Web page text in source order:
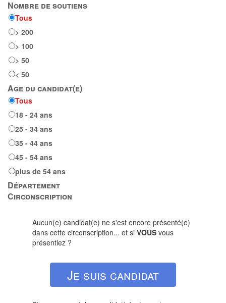
Nombre de soutiens
Tous
> 200
> 100
> 50
< 50
Age du candidat(e)
Tous
18 - 24 ans
25 - 34 ans
35 - 44 ans
45 - 54 ans
plus de 54 ans
Département
Circonscription
Aucun(e) candidat(e) ne s'est encore présenté(e)
dans cette circonscription... et si VOUS vous
présentiez ?
Je suis candidat